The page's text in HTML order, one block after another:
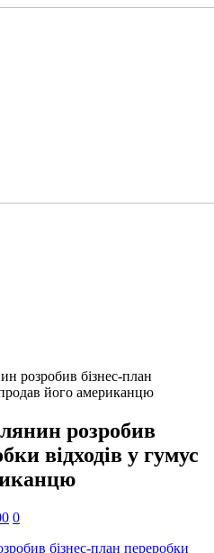
розробив бізнес-план
його американцю
розробив
відходів у гумус
0